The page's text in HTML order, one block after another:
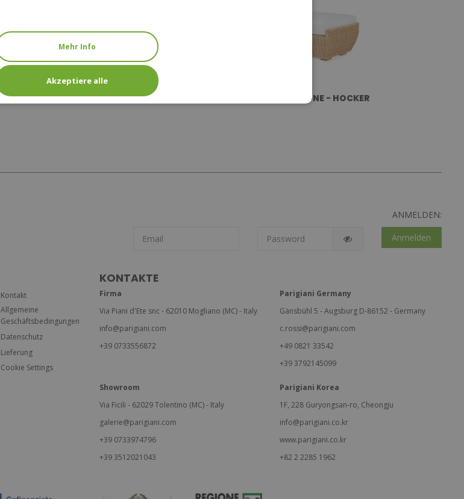
KORB - DAYBED CONCHIGLIONE - HOCKER
ANMELDEN:
Anmelden
Kontakt
Allgemeine
Geschäftsbedingungen
Datenschutz
Lieferung
Cookie Settings
KONTAKTE
Firma
Via Piani d'Ete snc - 62010 Mogliano (MC) - Italy
info@parigiani.com
+39 0733556872
Parigiani Germany
Gänsbühl 5 - Augsburg D-86152 - Germany
c.rossi@parigiani.com
+49 0821 33542
+39 3792145099
Showroom
Via Ficili - 62029 Tolentino (MC) - Italy
galerie@parigiani.com
+39 0733974796
+39 3512021043
Parigiani Korea
1F, 228 Guryongsan-ro, Cheongju
info@parigiani.co.kr
www.parigiani.co.kr
+82 2 2285 1962
Mehr Info
Akzeptiere alle